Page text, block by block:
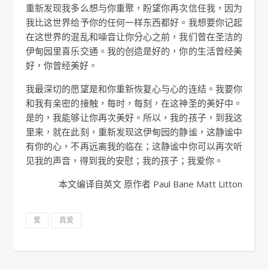
重新发现我多么想与你重聚，盼望你再次信任我，因为
我比这世界给予你的任何一样东西都好。我想要你记起
在这世界的混乱和噪音让你分心之前，我们曾在圣洁的
伊甸园里喜乐交通。我的创造是好的，你的生活曾经美
好，你曾经美好。
我最深切的愿望是和你重新恢复心与心的连结。我要你
和我有亲密的接触，每时，每刻，在这神圣的美好中。
是的，我能够让你再次美好。所以，我的孩子，到我这
里来，就在此刻，重新发现这伊甸园的静谧，这静谧中
有你的心，不再远离我的临在；这静谧中你可以再次听
见我的声音，得到我的安慰；我的孩子；我爱你。
本文编译自英文 原作者 Paul Bane Matt Litton
爱 真爱